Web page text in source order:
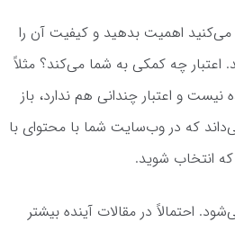
اهمیت بدهید و کیفیت آن را
اعتبار چه کمکی به شما می‌کند؟ مثلاً
و اعتبار چندانی هم ندارد، باز
که در وب‌سایت شما با محتوای با
انتخاب شوید.
احتمالاً در مقالات آینده بیشتر